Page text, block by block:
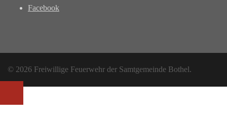
Facebook
© 2026 Freiwillige Feuerwehr der Samtgemeinde Bothel.